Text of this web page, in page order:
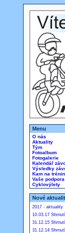
Menu
O nás
Aktuality
Tým
Fotoalbum
Fotogalerie
Kalendář
Výsledky
Kam na
Vaše podpora
Cyklovýlety
Nové
2017 - aktuality
10.03.17
31.12.15
31.12.14